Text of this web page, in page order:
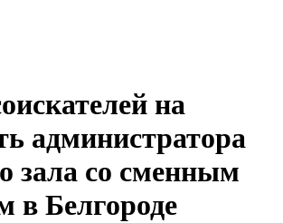
на
администратора
зала со сменным
в Белгороде